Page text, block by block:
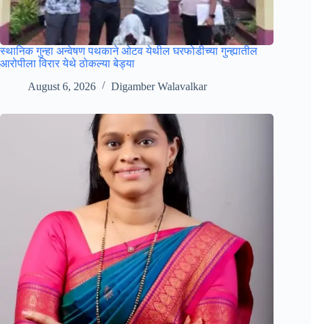
स्थानिक गुन्हा अन्वेषण पथकाने ओटव येथील घरफोडीच्या गुन्ह्यातील
आरोपीला विरार येथे ठोकल्या बेड्या
August 6, 2026
Digamber Walavalkar